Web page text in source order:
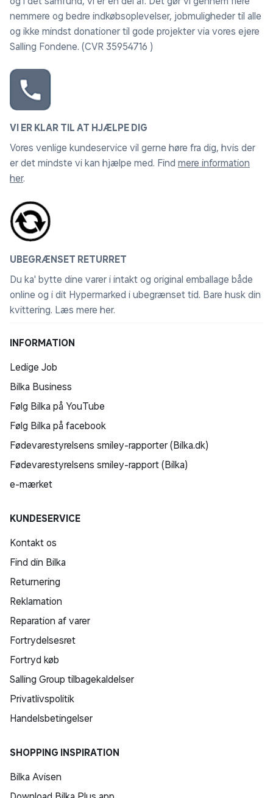
nemmere og bedre indkøbsoplevelser, jobmuligheder til alle
og ikke mindst donationer til gode projekter via vores ejere
Salling Fondene. (CVR 35954716 )
VI ER KLAR TIL AT HJÆLPE DIG
Vores venlige kundeservice vil gerne høre fra dig, hvis der
er det mindste vi kan hjælpe med. Find mere information
her.
UBEGRÆNSET RETURRET
Du ka' bytte dine varer i intakt og original emballage både
online og i dit Hypermarked i ubegrænset tid. Bare husk din
kvittering. Læs mere her.
INFORMATION
Ledige Job
Bilka Business
Følg Bilka på YouTube
Følg Bilka på facebook
Fødevarestyrelsens smiley-rapporter (Bilka.dk)
Fødevarestyrelsens smiley-rapport (Bilka)
e-mærket
KUNDESERVICE
Kontakt os
Find din Bilka
Returnering
Reklamation
Reparation af varer
Fortrydelsesret
Fortryd køb
Salling Group tilbagekaldelser
Privatlivspolitik
Handelsbetingelser
SHOPPING INSPIRATION
Bilka Avisen